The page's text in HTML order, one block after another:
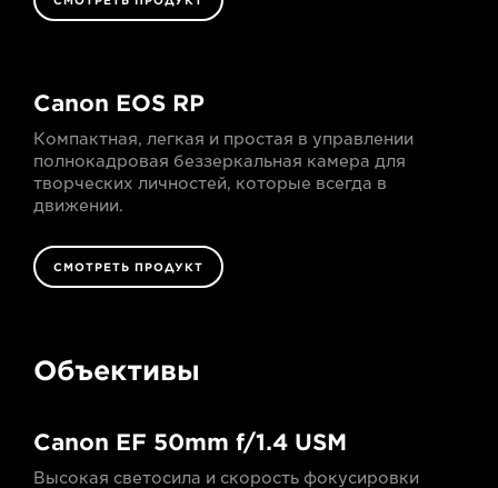
Canon EOS RP
Компактная, легкая и простая в управлении
полнокадровая беззеркальная камера для
творческих личностей, которые всегда в
движении.
СМОТРЕТЬ ПРОДУКТ
Объективы
Canon EF 50mm f/1.4 USM
Высокая светосила и скорость фокусировки